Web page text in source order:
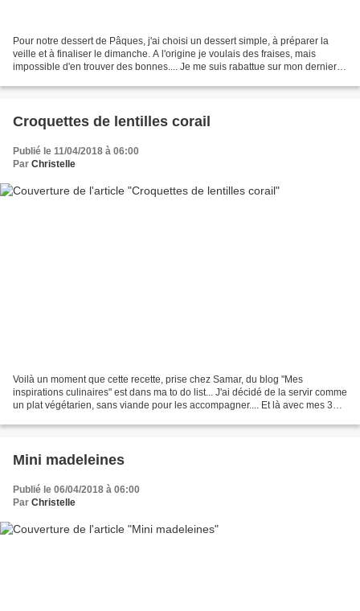
Pour notre dessert de Pâques, j'ai choisi un dessert simple, à préparer la
veille et à finaliser le dimanche. A l'origine je voulais des fraises, mais
impossible d'en trouver des bonnes.... Je me suis rabattue sur mon dernier
Croquettes de lentilles corail
Publié le 11/04/2018 à 06:00
Par Christelle
Voilà un moment que cette recette, prise chez Samar, du blog "Mes
inspirations culinaires" est dans ma to do list... J'ai décidé de la servir comme
un plat végétarien, sans viande pour les accompagner.... Et là avec mes 3
Mini madeleines
Publié le 06/04/2018 à 06:00
Par Christelle